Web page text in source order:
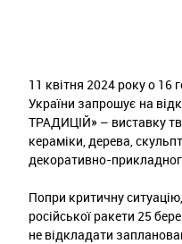
11 квітня 2024 року о 16
України запрошує на
ТРАДИЦІЙ» – виставку
кераміки, дерева,
декоративно-
Попри критичну
російської ракети 25
не відкладати